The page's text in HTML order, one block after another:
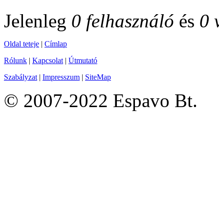
Jelenleg 0 felhasználó és 0
Oldal teteje | Címlap
Rólunk | Kapcsolat | Útmutató
Szabályzat | Impresszum | SiteMap
© 2007-2022 Espavo Bt.